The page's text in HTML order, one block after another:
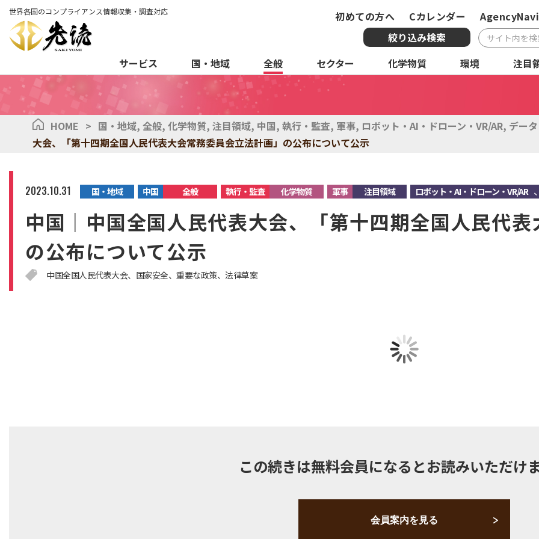
世界各国のコンプライアンス情報収集・調査対応 初めての方へ Cカレンダー
AgencyNavi
絞り込み検索
サービス
国・地域 全般 セクター 化学物質 環境 注目
複合条件検索
サービス 国・地域 全
HOME > 国・地域, 全般, 化学物質, 注目領域, 中国, 執行・監査, 軍事, ロボット・AI・ドローン・VR/AR, デー
大会、「第十四期全国人民代表大会常務委員会立法計画」の公布について公示
2023.10.31 国・地域 中国 全般 執行・監査 化学物質 軍事 注目領域 ロボット・AI・ドローン・VR/AR
中国｜中国全国人民代表大会、「第十四期全国人民代
の公布について公示
中国全国人民代表大会 国家安全 重要な政策 法律草案
この続きは無料会員になるとお読みいただけ
会員案内を見る